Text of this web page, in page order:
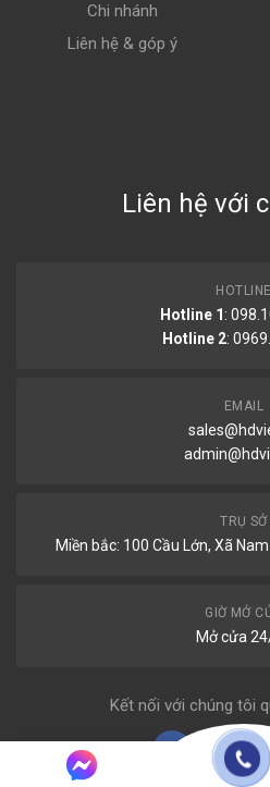
Chi nhánh
Liên hệ & góp ý
Liên hệ với
HOTLINE
Hotline 1 :
Hotline 2:
EMAIL
TRỤ SỞ
Miền bắc: 100 Cầu Lớn, Xã
GIỜ MỞ
Mở cửa
Kết nối với chúng tôi